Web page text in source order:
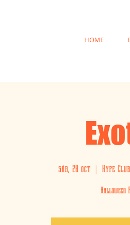
HOME
sáb, 28 oct
  |
Hype
Halloween